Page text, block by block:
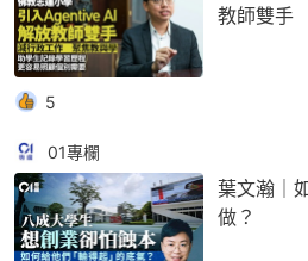
教師雙手
5
01專欄
葉文瀚｜
做？